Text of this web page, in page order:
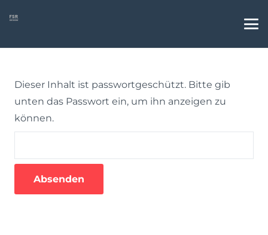
Dieser Inhalt ist passwortgeschützt. Bitte gib
unten das Passwort ein, um ihn anzeigen zu
können.